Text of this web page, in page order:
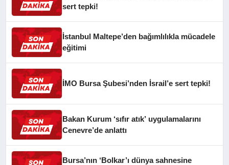
sert tepki!
İstanbul Maltepe’den bağımlılıkla mücadele
eğitimi
İMO Bursa Şubesi’nden İsrail’e sert tepki!
Bakan Kurum ‘sıfır atık’ uygulamalarını
Cenevre’de anlattı
Bursa’nın ‘Bolkar’ı dünya sahnesine